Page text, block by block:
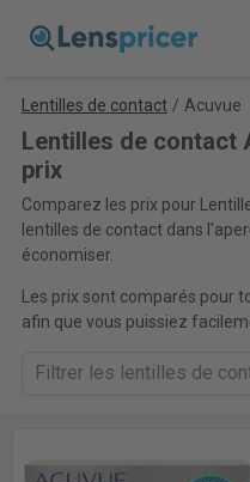
Lentilles de contact / Acuvue
Lentilles de contact
prix
Comparez les prix pour
lentilles de contact dans
économiser.
Les prix sont comparés pour
afin que vous puissiez